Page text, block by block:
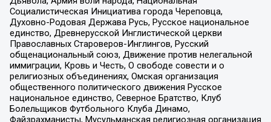
Социалистическая Инициатива города Череповца,
Духовно-Родовая Держава Русь, Русское национальное
единство, Древнерусской Инглистической церкви
Православных Староверов-Инглингов, Русский
общенациональный союз, Движение против нелегальной
иммиграции, Кровь и Честь, О свободе совести и о
религиозных объединениях, Омская организация
общественного политического движения Русское
национальное единство, Северное Братство, Клуб
Болельщиков Футбольного Клуба Динамо,
Файзрахманисты, Мусульманская религиозная организация